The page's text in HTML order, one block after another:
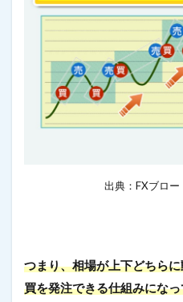
出典：FXブロー
つまり、相場が上下どちら
買を発注できる仕組みにな